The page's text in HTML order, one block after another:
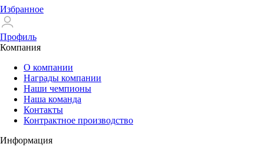
Избранное
Профиль
Компания
О компании
Награды компании
Наши чемпионы
Наша команда
Контакты
Контрактное производство
Информация